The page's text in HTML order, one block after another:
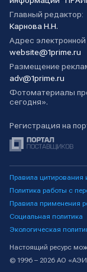
Главный редактор:
Карнова Н.Н.
Адрес
website@1prime.ru
Размещение
adv@1prime.ru
Фотоматериалы
сегодня».
Регистрация на
Правила цитирования
Политика работы с
Правила применения
Социальная политика
Экологическая
Настоящий ресурс
© 1996 – 2026 АО